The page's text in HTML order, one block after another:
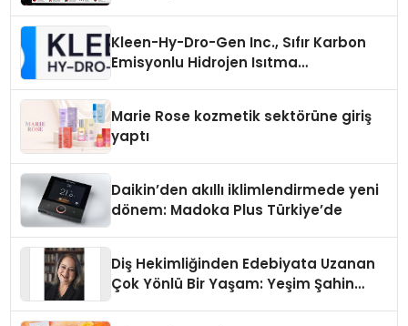
Kleen-Hy-Dro-Gen Inc., Sıfır Karbon
Emisyonlu Hidrojen Isıtma
Marie Rose kozmetik sektörüne giriş
yaptı
Daikin’den akıllı iklimlendirmede yeni
dönem: Madoka Plus Türkiye’de
Diş Hekimliğinden Edebiyata Uzanan
Çok Yönlü Bir Yaşam: Yeşim Şahin